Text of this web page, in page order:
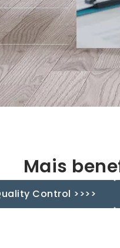
do molde.
Mais
Control >>>>